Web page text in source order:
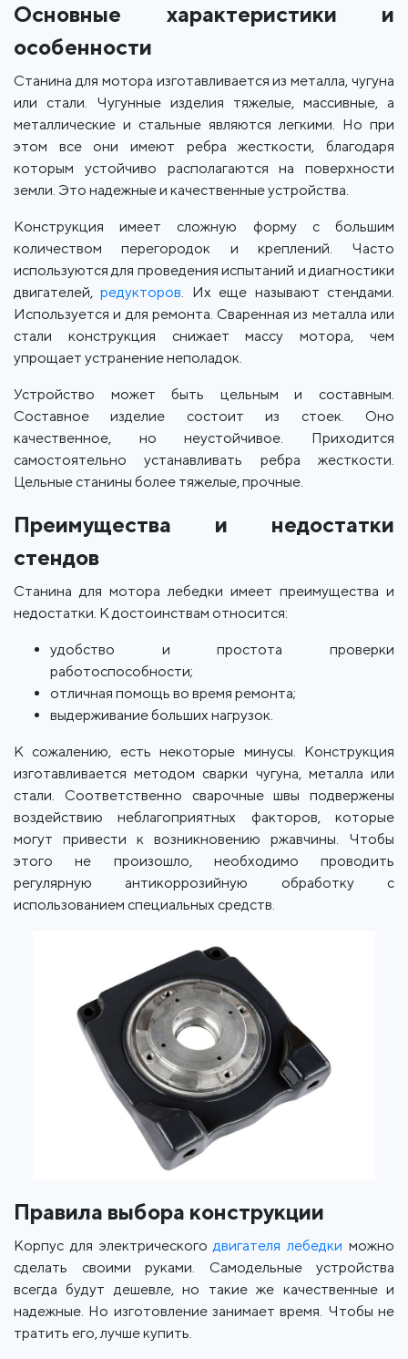
Основные характеристики и
особенности
Станина для мотора изготавливается из металла, чугуна
или стали. Чугунные изделия тяжелые, массивные, а
металлические и стальные являются легкими. Но при
этом все они имеют ребра жесткости, благодаря
которым устойчиво располагаются на поверхности
земли. Это надежные и качественные устройства.
Конструкция имеет сложную форму с большим
количеством перегородок и креплений. Часто
используются для проведения испытаний и диагностики
двигателей,редукторов. Их еще называют стендами.
Используется и для ремонта. Сваренная из металла или
стали конструкция снижает массу мотора, чем
упрощает устранение неполадок.
Устройство может быть цельным и составным.
Составное изделие состоит из стоек. Оно
качественное, но неустойчивое. Приходится
самостоятельно устанавливать ребра жесткости.
Цельные станины более тяжелые, прочные.
Преимущества и недостатки
стендов
Станина для мотора лебедки имеет преимущества и
недостатки. К достоинствам относится:
удобство и простота проверки
работоспособности;
отличная помощь во время ремонта;
выдерживание больших нагрузок.
К сожалению, есть некоторые минусы. Конструкция
изготавливается методом сварки чугуна, металла или
стали. Соответственно сварочные швы подвержены
воздействию неблагоприятных факторов, которые
могут привести к возникновению ржавчины. Чтобы
этого не произошло, необходимо проводить
регулярную антикоррозийную обработку с
использованием специальных средств.
Правила выбора конструкции
Корпус для электрическогодвигателя лебедки можно
сделать своими руками. Самодельные устройства
всегда будут дешевле, но такие же качественные и
надежные. Но изготовление занимает время. Чтобы не
тратить его, лучше купить.